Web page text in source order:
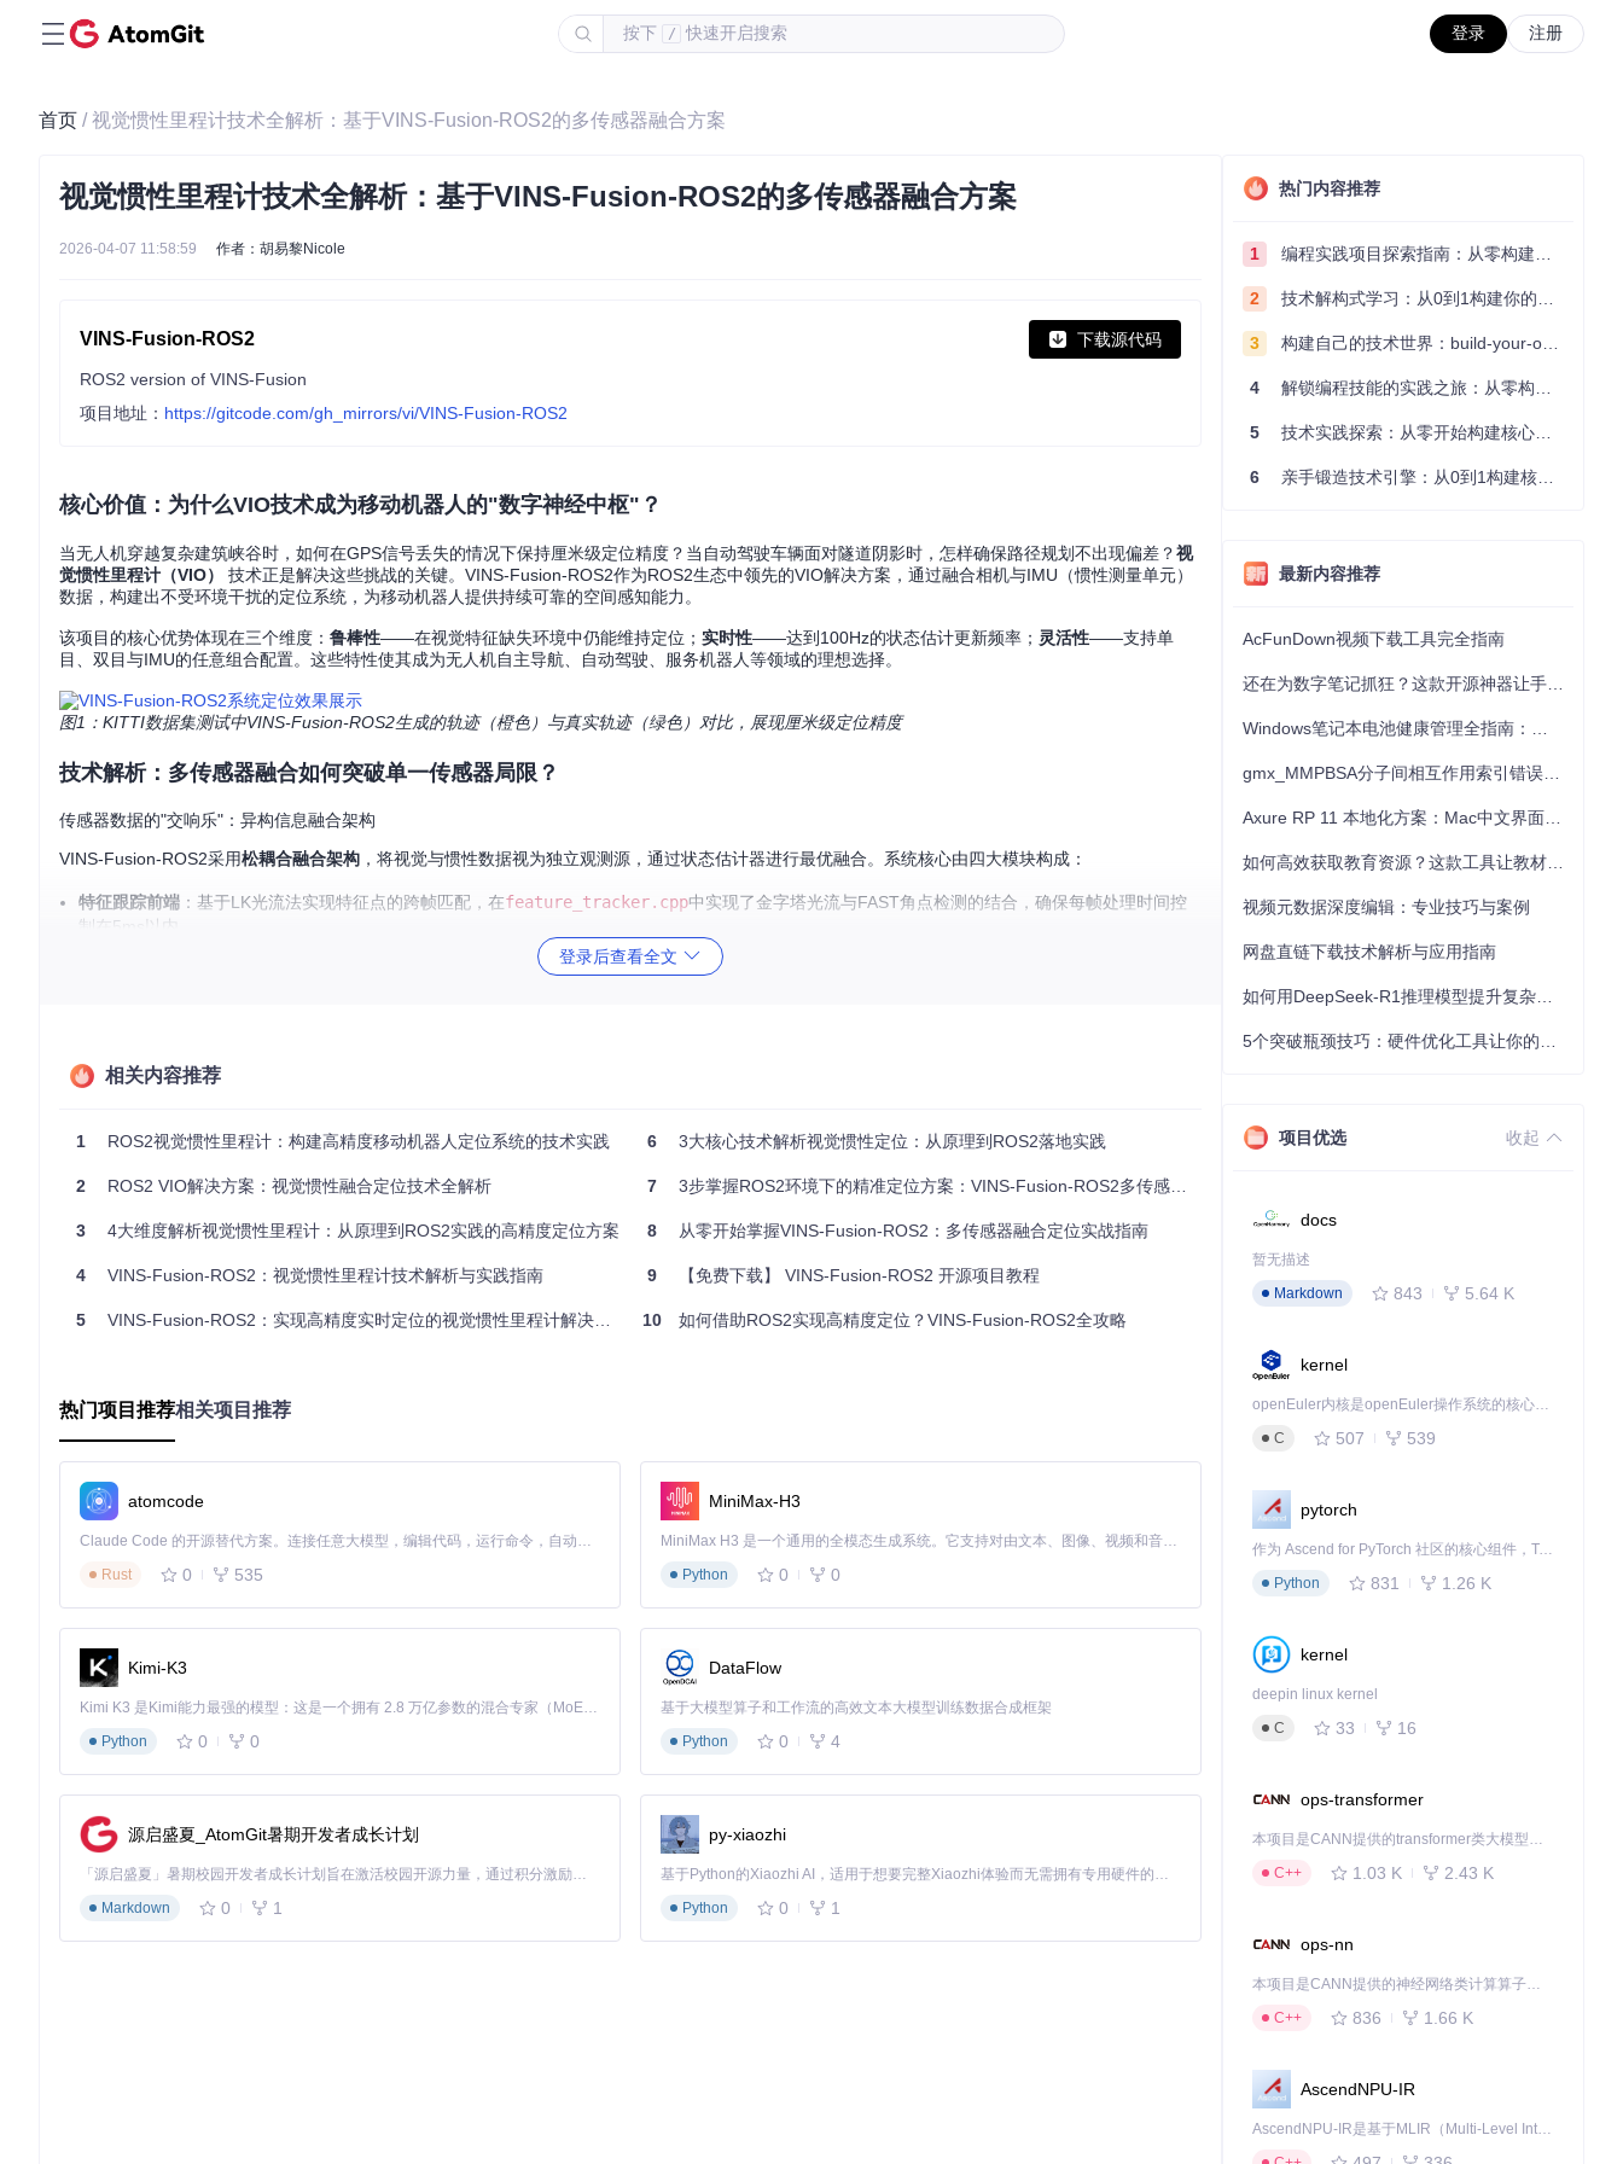
按下 / 快速开启搜索 登录 注册
首页 / 视觉惯性里程计技术全解析：基于VINS-Fusion-ROS2的多传感器融合方案
视觉惯性里程计技术全解析：基于VINS-Fusion-ROS2的多传感器融合方案
2026-04-07 11:58:59 作者：胡易黎Nicole
VINS-Fusion-ROS2 下载源代码
ROS2 version of VINS-Fusion
项目地址： https://gitcode.com/gh_mirrors/vi/VINS-Fusion-ROS2
核心价值：为什么VIO技术成为移动机器人的"数字神经中枢"？
当无人机穿越复杂建筑峡谷时，如何在GPS信号丢失的情况下保持厘米级定位精度？当自动驾驶车辆面对隧道阴影时，怎样确保路径规划不出现偏差？视
觉惯性里程计（VIO）
技术正是解决这些挑战的关键。VINS-Fusion-ROS2作为ROS2生态中领先的VIO解决方案，通过融合相机与IMU（惯性测量单元）
数据，构建出不受环境干扰的定位系统，为移动机器人提供持续可靠的空间感知能力。
该项目的核心优势体现在三个维度： 鲁棒性——在视觉特征缺失环境中仍能维持定位； 实时性——达到100Hz的状态估计更新频率； 灵活性——支持单
目、双目与IMU的任意组合配置。这些特性使其成为无人机自主导航、自动驾驶、服务机器人等领域的理想选择。
图1：KITTI数据集测试中VINS-Fusion-ROS2生成的轨迹（橙色）与真实轨迹（绿色）对比，展现厘米级定位精度
技术解析：多传感器融合如何突破单一传感器局限？
传感器数据的"交响乐"：异构信息融合架构
VINS-Fusion-ROS2采用松耦合融合架构 ，将视觉与惯性数据视为独立观测源，通过状态估计器进行最优融合。系统核心由四大模块构成：
特征跟踪前端 ：基于LK光流法实现特征点的跨帧匹配，在feature_tracker.cpp中实现了金字塔光流与FAST角点检测的结合，确保每帧处理时间控
制在5ms以内
完成单目初始化为双目模型，解决尺度不确定性问题，初始化时间通常小于3秒
技术，在estimator.cpp
IMU预积分技术是系统的核心创新点之一。传统IMU积分易受噪声累积影响，而VINS-Fusion-ROS2在
另一个技术亮点是多相机外参标定。系统在CameraCalibration.h中实现了基于张氏标定法的相机内参标定，以及利用手眼标定原理的IMU-相机外参估
实战指南：ROS2环境下的部署与优化
环境搭建：从源码到运行的全流程
若缺少依赖，执行以下命令安装：
sudo apt install ros-
项目获取与编译：
git clone
cd VINS-Fusion-ROS2
常见编译错误解决方案：
Eigen版本冲突 ：删除系统默认Eigen，通过
重新安装
find_package(OpenCV 4 REQUIRED)
参数类别
特征跟踪
特征丰富环境降低数值减少计算量
IMU配置
imu_topic 根据硬件修改话题名称
确保与IMU驱动输出匹配
无人机建议12，自动驾驶建议15
登录后查看全文
相关内容推荐
1 ROS2视觉惯性里程计：构建高精度移动机器人定位系统的技术实践
2 ROS2 VIO解决方案：视觉惯性融合定位技术全解析
3 4大维度解析视觉惯性里程计：从原理到ROS2实践的高精度定位方案
4 VINS-Fusion-ROS2：视觉惯性里程计技术解析与实践指南
5 VINS-Fusion-ROS2：实现高精度实时定位的视觉惯性里程计解决方案
6 3大核心技术解析视觉惯性定位：从原理到ROS2落地实践
7 3步掌握ROS2环境下的精准定位方案：VINS-Fusion-ROS2多传感器融合实践指南
8 从零开始掌握VINS-Fusion-ROS2：多传感器融合定位实战指南
9 【免费下载】 VINS-Fusion-ROS2 开源项目教程
10 如何借助ROS2实现高精度定位？VINS-Fusion-ROS2全攻略
热门项目推荐相关项目推荐
atomcode
Claude Code 的开源替代方案。连接任意大模型，编辑代码，运行命令，自动验证 — 全自动执行。用 Rust 构建，极致性能。 ｜ An open-source alternative to Claude Code. Connect any LLM, edit code, run commands, and verify changes — autonomously. Built in Rust for speed. Get Started
Rust
0 535
MiniMax-H3
MiniMax H3 是一个通用的全模态生成系统。它支持对由文本、图像、视频和音频组成的多模态上下文进行统一理解，并能生成分辨率高达 2K、时长可达 15 秒的带原生立体声音频的视频。得益于面向任务泛化的系统设计，H3 在预训练阶段就已具备广泛的多模态上下文理解与生成能力，能够出色地执行复杂的多模态指令。
Python
0 0
Kimi-K3
Kimi K3 是Kimi能力最强的模型：这是一个拥有 2.8 万亿参数的混合专家（MoE）模型，具备原生视觉理解能力，并支持 100 万 token 的上下文窗口。
Python
0 0
DataFlow
基于大模型算子和工作流的高效文本大模型训练数据合成框架
Python
0 4
源启盛夏_AtomGit暑期开发者成长计划
「源启盛夏」暑期校园开发者成长计划旨在激活校园开源力量，通过积分激励、认证扶持、资源倾斜等形式，引导高校组织和开发者完成「入驻 — 建项目 — 做贡献 — 获认证 — 得资源」的完整闭环。无论你是想带领社团入驻平台的组织者，还是希望用代码贡献证明自己的开发者，都能在这里找到属于你的成长路径。
Markdown
0 1
py-xiaozhi
基于Python的Xiaozhi AI，适用于想要完整Xiaozhi体验而无需拥有专用硬件的用户。
Python
0 1
热门内容推荐
1 编程实践项目探索指南：从零构建技术能力体系
2 技术解构式学习：从0到1构建你的编程知识体系
3 构建自己的技术世界：build-your-own-x项目的实践探索指南
4 解锁编程技能的实践之旅：从零构建你的技术世界
5 技术实践探索：从零开始构建核心系统的实践指南
6 亲手锻造技术引擎：从0到1构建核心系统的实践指南
最新内容推荐
AcFunDown视频下载工具完全指南
视频元数据深度编辑：专业技巧与案例
网盘直链下载技术解析与应用指南
项目优选 收起
docs
暂无描述
Markdown
843 5.64 K
kernel
openEuler内核是openEuler操作系统的核心，既是系统性能与稳定性的基石，也是连接处理器、设备与服务的桥梁。
C
507 539
pytorch
作为 Ascend for PyTorch 社区的核心组件，TorchNPU 是昇腾专为 PyTorch 打造的深度学习适配插件，使 PyTorch 框架能够直接调用昇腾 NPU，为开发者提供昇腾 AI 处理器的超强算力。
Python
831 1.26 K
kernel
deepin linux kernel
C
33 16
ops-transformer
本项目是CANN提供的transformer类大模型算子库，实现网络在NPU上加速计算。
C++
1.03 K 2.43 K
ops-nn
本项目是CANN提供的神经网络类计算算子库，实现网络在NPU上加速计算。
C++
836 1.66 K
AscendNPU-IR
AscendNPU-IR是基于MLIR（Multi-Level Intermediate Representation）构建的，面向昇腾亲和算子编译时使用的中间表示，提供昇腾完备表达能力，通过编译优化提升昇腾AI处理器计算效率，支持通过生态框架使能昇腾AI处理器与深度调优